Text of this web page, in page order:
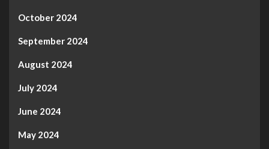
October 2024
September 2024
August 2024
July 2024
June 2024
May 2024